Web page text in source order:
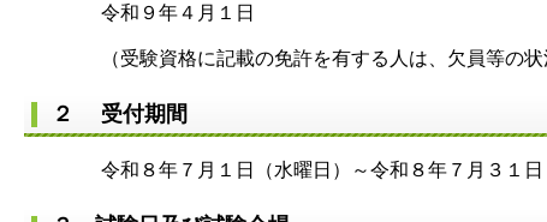
令和９年４月１日
（受験資格に記載の免許を有する人は、欠員等の状況
２ 受付期間
令和８年７月１日（水曜日）～令和８年７月３１日